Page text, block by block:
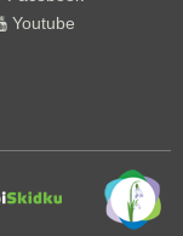
Youtube